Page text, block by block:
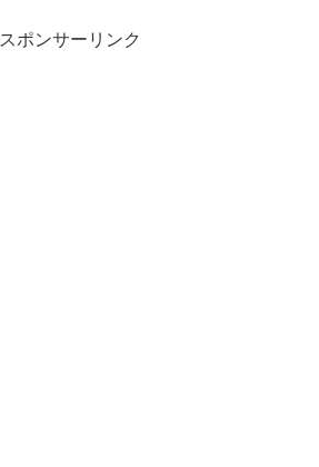
スポンサーリンク